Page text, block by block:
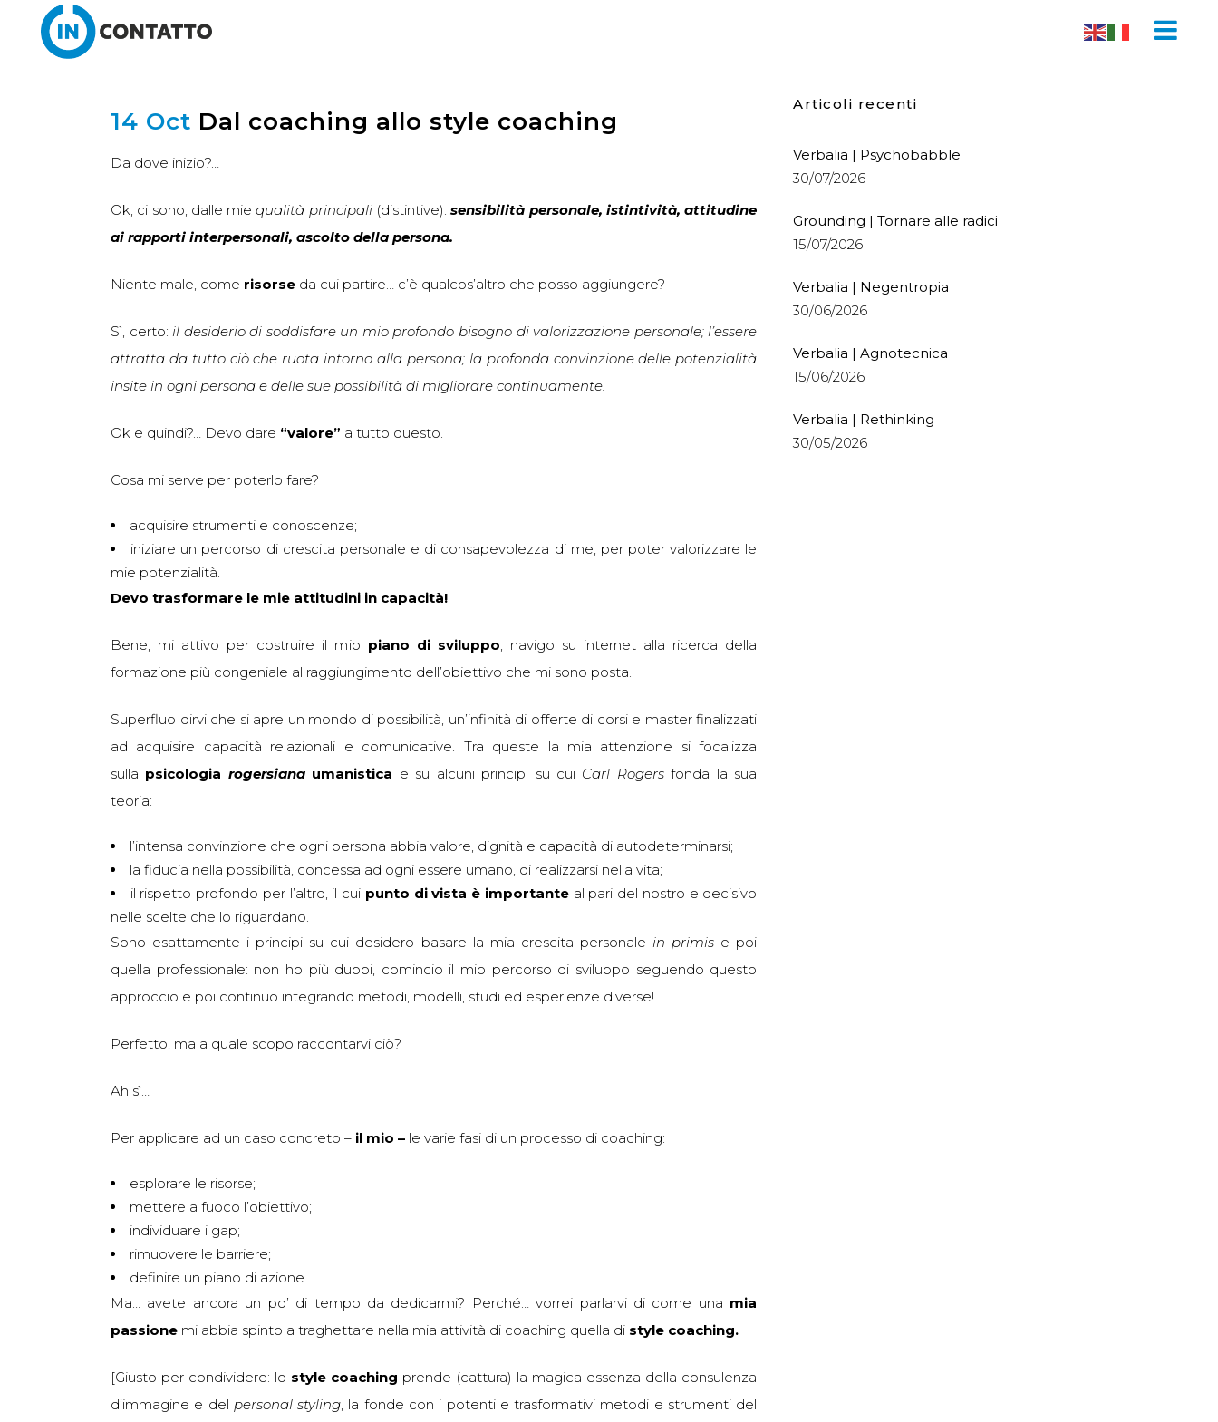
14 Oct Dal coaching allo style coaching
Da dove inizio?…
Ok, ci sono, dalle miequalità principali(distintive):sensibilità personale, istintività, attitudine
ai rapporti interpersonali, ascolto della persona.
Niente male, come risorse da cui partire… c’è qualcos’altro che posso aggiungere?
Sì, certo:il desiderio di soddisfare un mio profondo bisogno di valorizzazione personale; l’essere
attratta da tutto ciò che ruota intorno alla persona; la profonda convinzione delle potenzialità
insite in ogni persona e delle sue possibilità di migliorare continuamente.
Ok e quindi?… Devo dare “valore” a tutto questo.
Cosa mi serve per poterlo fare?
acquisire strumenti e conoscenze;
iniziare un percorso di crescita personale e di consapevolezza di me, per poter valorizzare le
mie potenzialità.
Devo trasformare le mie attitudini in capacità!
Bene, mi attivo per costruire il mio piano di sviluppo, navigo su internet alla ricerca della
formazione più congeniale al raggiungimento dell’obiettivo che mi sono posta.
Superfluo dirvi che si apre un mondo di possibilità, un’infinità di offerte di corsi e master finalizzati
ad acquisire capacità relazionali e comunicative. Tra queste la mia attenzione si focalizza
sulla psicologia rogersianaumanistica e su alcuni principi su cui Carl Rogersfonda la sua
teoria:
l’intensa convinzione che ogni persona abbia valore, dignità e capacità di autodeterminarsi;
la fiducia nella possibilità, concessa ad ogni essere umano, di realizzarsi nella vita;
il rispetto profondo per l’altro, il cui punto di vista è importante al pari del nostro e decisivo
nelle scelte che lo riguardano.
Sono esattamente i principi su cui desidero basare la mia crescita personale in primis e poi
quella professionale: non ho più dubbi, comincio il mio percorso di sviluppo seguendo questo
approccio e poi continuo integrando metodi, modelli, studi ed esperienze diverse!
Perfetto, ma a quale scopo raccontarvi ciò?
Ah sì…
Per applicare ad un caso concreto – il mio – le varie fasi di un processo di coaching:
esplorare le risorse;
mettere a fuoco l’obiettivo;
individuare i gap;
rimuovere le barriere;
definire un piano di azione…
Ma… avete ancora un po’ di tempo da dedicarmi? Perché… vorrei parlarvi di come una mia
passione mi abbia spinto a traghettare nella mia attività di coaching quella di style coaching.
[Giusto per condividere: lo style coaching prende (cattura) la magica essenza della consulenza
d’immagine e del personal styling, la fonde con i potenti e trasformativi metodi e strumenti del
Articoli recenti
Verbalia | Psychobabble
30/07/2026
Grounding | Tornare alle radici
15/07/2026
Verbalia | Negentropia
30/06/2026
Verbalia | Agnotecnica
15/06/2026
Verbalia | Rethinking
30/05/2026